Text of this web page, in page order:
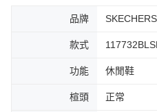
時審查核予不同之上限額度；若仍有
５．嚴禁一人註冊多個帳號或使用他
品牌 SKECHERS
款式
功能 休閒鞋
楦頭 正常